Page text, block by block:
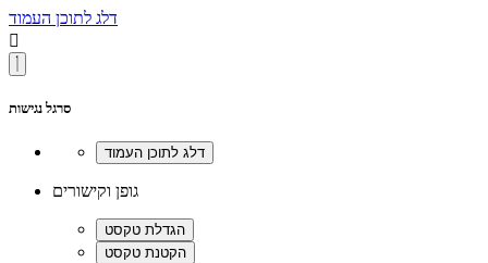
דלג לתוכן העמוד

סרגל נגישות
גופן וקישורים